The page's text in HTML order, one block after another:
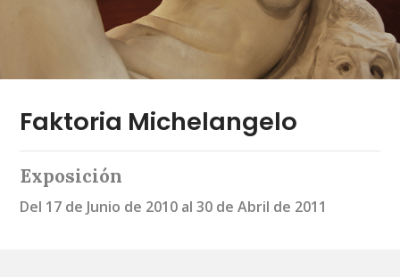
Faktoria Michelangelo
Exposición
Del 17 de Junio de 2010 al 30 de Abril de 2011